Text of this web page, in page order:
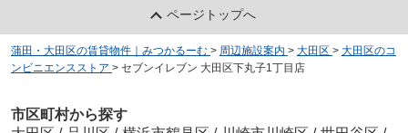
ページトップへ
蒲田・大田区の賃貸物件｜みつかるーむ > 周辺施設案内 > 大田区 > 大田区のコ
ンビニエンスストア > セブンイレブン 大田区下丸子1丁目店
市区町村から探す